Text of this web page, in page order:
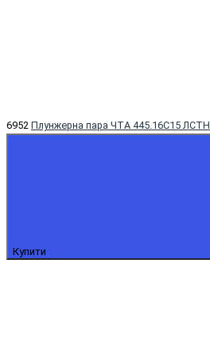
6952 Плунжерна пара ЧТА 445.16С15 ЛСТН
Купити